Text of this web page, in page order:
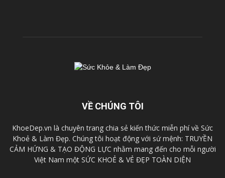
VỀ CHÚNG TÔI
KhoeDep.vn là chuyên trang chia sẻ kiến thức miễn phí về Sức
Khoẻ & Làm Đẹp. Chúng tôi hoạt động với sứ mệnh: TRUYỀN
CẢM HỨNG & TẠO ĐỘNG LỰC nhằm mang đến cho mỗi người
Việt Nam một SỨC KHOẺ & VẺ ĐẸP TOÀN DIỆN